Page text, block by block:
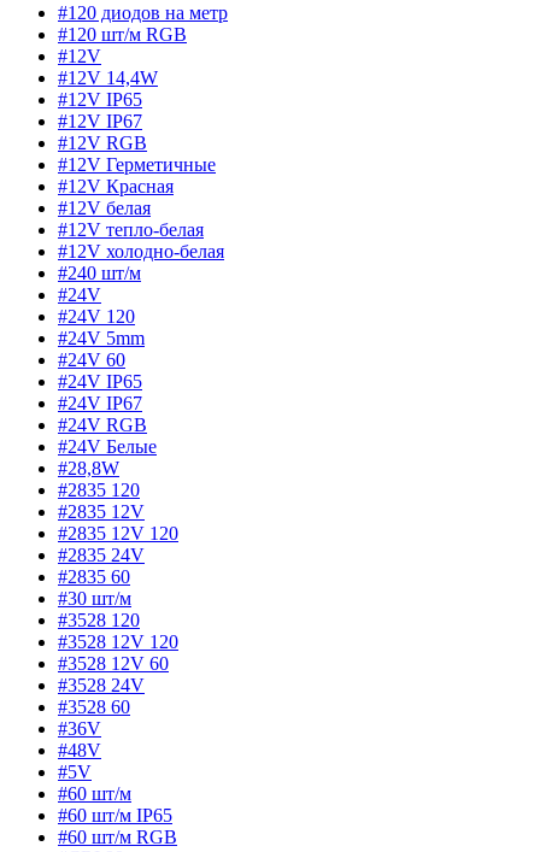
#120 диодов на метр
#120 шт/м RGB
#12V
#12V 14,4W
#12V IP65
#12V IP67
#12V RGB
#12V Герметичные
#12V Красная
#12V белая
#12V тепло-белая
#12V холодно-белая
#240 шт/м
#24V
#24V 120
#24V 5mm
#24V 60
#24V IP65
#24V IP67
#24V RGB
#24V Белые
#28,8W
#2835 120
#2835 12V
#2835 12V 120
#2835 24V
#2835 60
#30 шт/м
#3528 120
#3528 12V 120
#3528 12V 60
#3528 24V
#3528 60
#36V
#48V
#5V
#60 шт/м
#60 шт/м IP65
#60 шт/м RGB